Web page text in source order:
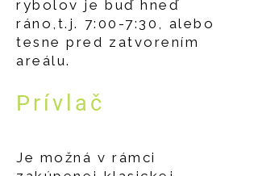
rybolov je buď hneď
ráno,t.j. 7:00-7:30, alebo
tesne pred zatvorením
areálu.
Prívlač
Je možná v rámci